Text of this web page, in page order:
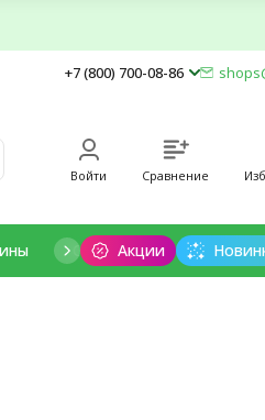
+7 (800) 700-08-86
Войти Сравнение
Акции
Отдельные минералы